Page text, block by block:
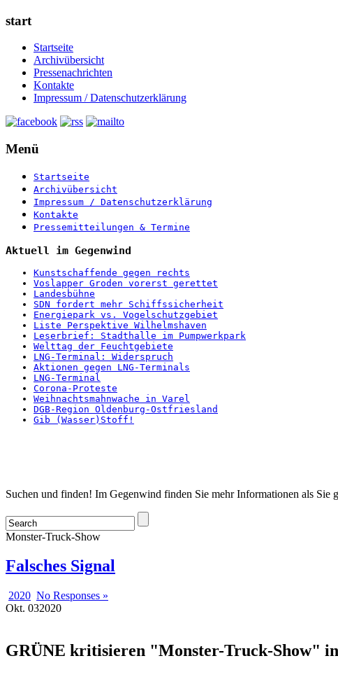
start
Startseite
Archivübersicht
Pressenachrichten
Kontakte
Impressum / Datenschutzerklärung
Menü
Startseite
Archivübersicht
Impressum / Datenschutzerklärung
Kontakte
Pressemitteilungen & Termine
Aktuell im Gegenwind
Kunstschaffende gegen rechts
Voslapper Groden vorerst gerettet
Landesbühne
SDN fordert mehr Schiffssicherheit
Energiepark vs. Vogelschutzgebiet
Liste Perspektive Wilhelmshaven
Leserbrief: Stadthalle im Pumpwerkpark
Welttag der Feuchtgebiete
LNG-Terminal: Widerspruch
Aktionen gegen LNG-Terminals
LNG-Terminal
Corona-Proteste
Weihnachtsmahnwache in Varel
DGB-Region Oldenburg-Ostfriesland
Gib (Wasser)Stoff!
Startseite
Suchen und finden! Im Gegenwind finden Sie mehr Informationen als
Monster-Truck-Show
Falsches Signal
2020 No Responses »
Okt. 032020
GRÜNE kritisieren "Monster-Truck-Show"